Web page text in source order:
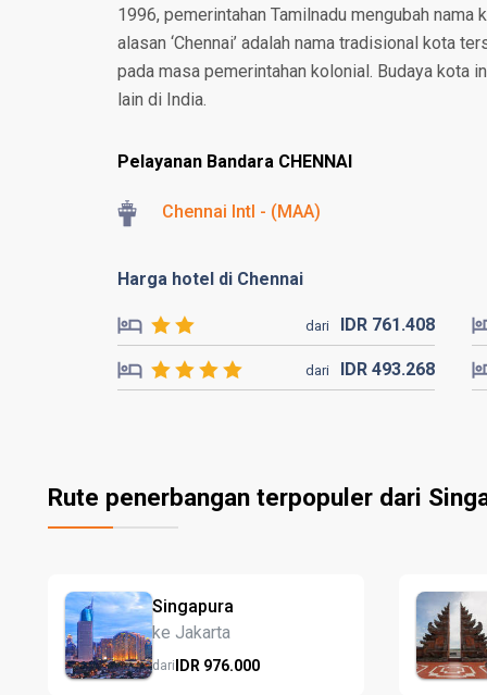
1996, pemerintahan Tamilnadu mengubah nama
alasan ‘Chennai’ adalah nama tradisional kota
pada masa pemerintahan kolonial. Budaya kota
lain di India.
Pelayanan Bandara CHENNAI
Chennai Intl - (MAA)
Harga hotel di Chennai
dari IDR 761.408
dari IDR 493.268
Rute penerbangan terpopuler dari
Singapura
ke Jakarta
dariIDR 976.000